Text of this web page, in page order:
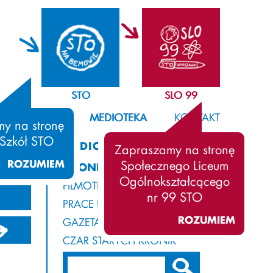
STO
na stronę
STO
ROZUMIEM
SLO 99
Zapraszamy na stronę
Społecznego Liceum
Ogólnokształcącego
nr 99 STO
ROZUMIEM
MEDIOTEKA KONTAKT
2022 2020/2021 2019/2020
MEDIOTEKA
KRONIKA
FILMOTEKA
PRACE UCZNIÓW
GAZETA Z ROGAMI
CZAR STARYCH KRONIK